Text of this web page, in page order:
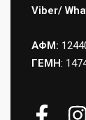
Viber/
ΑΦΜ:
ΓΕΜΗ: